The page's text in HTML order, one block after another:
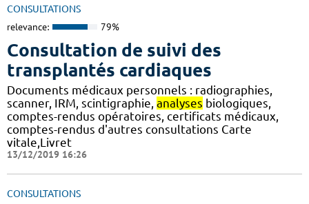
CONSULTATIONS
relevance: 79%
Consultation de suivi des
transplantés cardiaques
Documents médicaux personnels : radiographies,
scanner, IRM, scintigraphie, analyses biologiques,
comptes-rendus opératoires, certificats médicaux,
comptes-rendus d'autres consultations Carte
vitale,Livret
13/12/2019 16:26
CONSULTATIONS